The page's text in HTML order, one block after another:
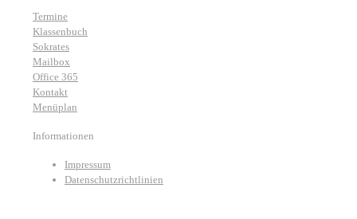
Termine
Klassenbuch
Sokrates
Mailbox
Office 365
Kontakt
Menüplan
Informationen
Impressum
Datenschutzrichtlinien